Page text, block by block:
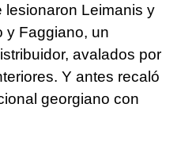
lesionaron Leimanis y
y Faggiano, un
avalados por
Y antes recaló
georgiano con